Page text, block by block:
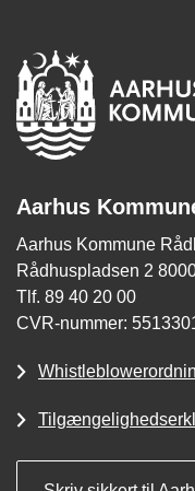
Aarhus
Aarhus Kommune
Rådhuspladsen 2
Tlf. 89 40 20 00
CVR-nummer: